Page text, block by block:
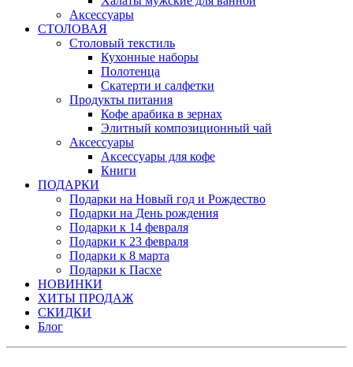
Аксессуары
СТОЛОВАЯ
Столовый текстиль
Кухонные наборы
Полотенца
Скатерти и салфетки
Продукты питания
Кофе арабика в зернах
Элитный композиционный чай
Аксессуары
Аксессуары для кофе
Книги
ПОДАРКИ
Подарки на Новый год и Рождество
Подарки на День рождения
Подарки к 14 февраля
Подарки к 23 февраля
Подарки к 8 марта
Подарки к Пасхе
НОВИНКИ
ХИТЫ ПРОДАЖ
СКИДКИ
Блог